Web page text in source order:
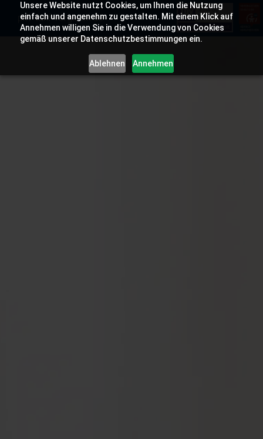
Unsere Website nutzt Cookies, um Ihnen die Nutzung
einfach und angenehm zu gestalten. Mit einem Klick auf
Annehmen willigen Sie in die Verwendung von Cookies
gemäß unserer Datenschutzbestimmungen ein.
Ablehnen Annehmen
pkv-tarif-vergleich.de